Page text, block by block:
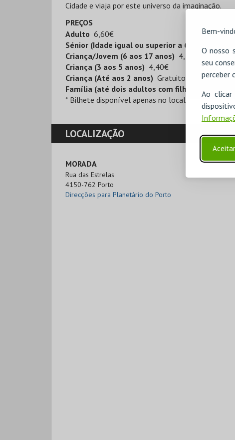
Bem-
O nosso
seu
perceber
Ao
Aceitar
Cidade e viaja por este universo da imaginação.
PREÇOS
Adulto 6,60€
Sénior (Idade igual ou superior a 65 anos)
Criança/Jovem (6 aos 17 anos) 4,40€
Criança (3 aos 5 anos) 4,40€
Criança (Até aos 2 anos) Gratuito
Família (até dois adultos com filhos até aos 17
* Bilhete disponível apenas no local.
LOCALIZAÇÃO
MORADA
Rua das Estrelas
4150-762 Porto
Direcções para Planetário do Porto